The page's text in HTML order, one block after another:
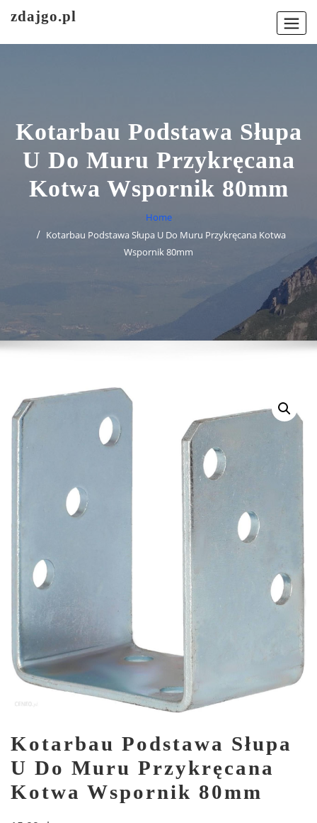
zdajgo.pl
Kotarbau Podstawa Słupa
U Do Muru Przykręcana
Kotwa Wspornik 80mm
Home
Kotarbau Podstawa Słupa U Do Muru Przykręcana Kotwa
Wspornik 80mm
Kotarbau Podstawa Słupa
U Do Muru Przykręcana
Kotwa Wspornik 80mm